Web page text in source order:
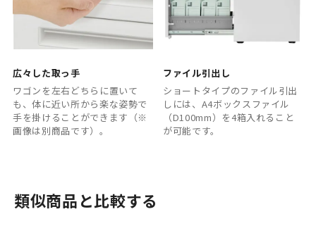
広々した取っ手
ワゴンを左右どちらに置いて
も、体に近い所から楽な姿勢で
手を掛けることができます（※
画像は別商品です）。
ファイル引出し
ショートタイプのファイル引出
しには、A4ボックスファイル
（D100mm）を4箱入れること
が可能です。
類似商品と比較する